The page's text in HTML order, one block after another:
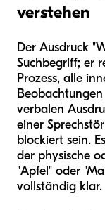
verstehen
Der Ausdruck
Suchbegriff; er
Prozess, alle
verbalen
einer
blockiert sein.
der physische
"Apfel" oder
vollständig klar.